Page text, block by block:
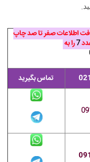
.
اطلاعات صفر تا صد چاپ
7را به
تماس بگیرید